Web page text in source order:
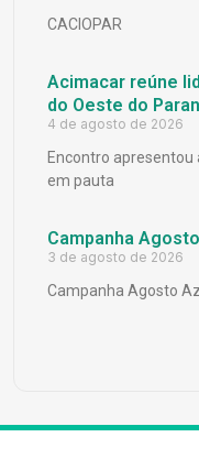
CACIOPAR
Acimacar reúne
do Oeste do
4 de agosto de 2026
Encontro apresentou
em pauta
Campanha
3 de agosto de 2026
Campanha Agosto